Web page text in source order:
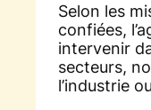
Selon les
confiées,
intervenir
secteurs,
l’industrie